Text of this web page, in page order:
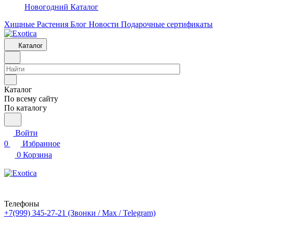
Новогодний Каталог
Хищные Растения Блог Новости Подарочные сертификаты
Каталог
Каталог
По всему сайту
По каталогу
Войти
0
Избранное
0 Корзина
Телефоны
+7(999) 345-27-21 (Звонки / Max / Telegram)